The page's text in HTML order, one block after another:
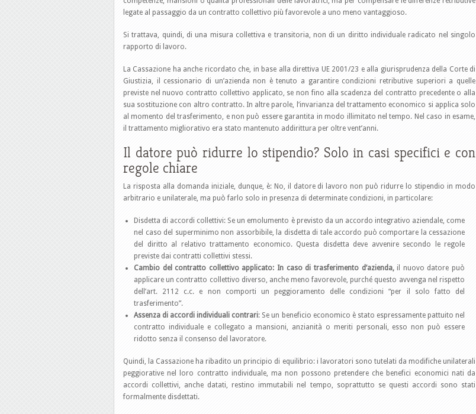
legate al passaggio da un contratto collettivo più favorevole a uno meno vantaggioso.
Si trattava, quindi, di una misura collettiva e transitoria, non di un diritto individuale radicato nel singolo
rapporto di lavoro.
La Cassazione ha anche ricordato che, in base alla direttiva UE 2001/23 e alla giurisprudenza della Corte di
Giustizia, il cessionario di un’azienda non è tenuto a garantire condizioni retributive superiori a quelle
previste nel nuovo contratto collettivo applicato, se non fino alla scadenza del contratto precedente o alla
sua sostituzione con altro contratto. In altre parole, l’invarianza del trattamento economico si applica solo
al momento del trasferimento, e non può essere garantita in modo illimitato nel tempo. Nel caso in esame,
il trattamento migliorativo era stato mantenuto addirittura per oltre vent’anni.
Il datore può ridurre lo stipendio? Solo in casi specifici e con
regole chiare
La risposta alla domanda iniziale, dunque, è: No, il datore di lavoro non può ridurre lo stipendio in modo
arbitrario e unilaterale, ma può farlo solo in presenza di determinate condizioni, in particolare:
Disdetta di accordi collettivi: Se un emolumento è previsto da un accordo integrativo aziendale, come
nel caso del superminimo non assorbibile, la disdetta di tale accordo può comportare la cessazione
del diritto al relativo trattamento economico. Questa disdetta deve avvenire secondo le regole
previste dai contratti collettivi stessi.
Cambio del contratto collettivo applicato: In caso di trasferimento d’azienda,il nuovo datore può
applicare un contratto collettivo diverso, anche meno favorevole, purché questo avvenga nel rispetto
dell’art. 2112 c.c. e non comporti un peggioramento delle condizioni “per il solo fatto del
trasferimento”.
Assenza di accordi individuali contrari: Se un beneficio economico è stato espressamente pattuito nel
contratto individuale e collegato a mansioni, anzianità o meriti personali, esso non può essere
ridotto senza il consenso del lavoratore.
Quindi, la Cassazione ha ribadito un principio di equilibrio: i lavoratori sono tutelati da modifiche unilaterali
peggiorative nel loro contratto individuale, ma non possono pretendere che benefici economici nati da
accordi collettivi, anche datati, restino immutabili nel tempo, soprattutto se questi accordi sono stati
formalmente disdettati.